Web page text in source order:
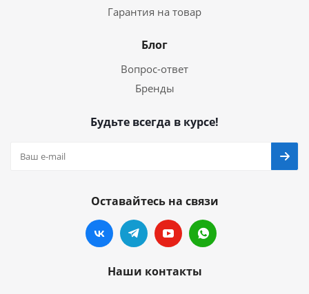
Гарантия на товар
Блог
Вопрос-ответ
Бренды
Будьте всегда в курсе!
Оставайтесь на связи
Наши контакты